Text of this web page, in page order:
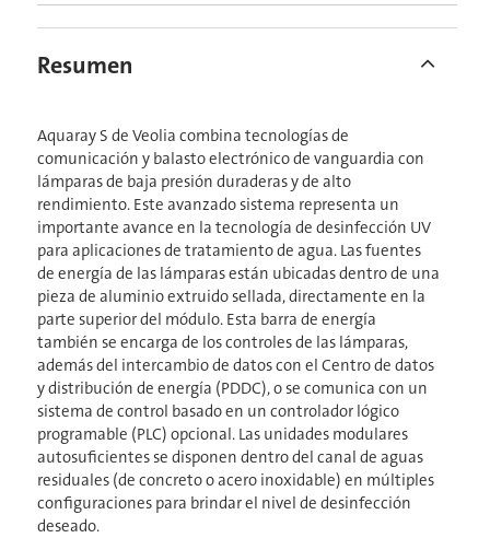
Resumen
Aquaray S de Veolia combina tecnologías de
comunicación y balasto electrónico de vanguardia con
lámparas de baja presión duraderas y de alto
rendimiento. Este avanzado sistema representa un
importante avance en la tecnología de desinfección UV
para aplicaciones de tratamiento de agua. Las fuentes
de energía de las lámparas están ubicadas dentro de una
pieza de aluminio extruido sellada, directamente en la
parte superior del módulo. Esta barra de energía
también se encarga de los controles de las lámparas,
además del intercambio de datos con el Centro de datos
y distribución de energía (PDDC), o se comunica con un
sistema de control basado en un controlador lógico
programable (PLC) opcional. Las unidades modulares
autosuficientes se disponen dentro del canal de aguas
residuales (de concreto o acero inoxidable) en múltiples
configuraciones para brindar el nivel de desinfección
deseado.